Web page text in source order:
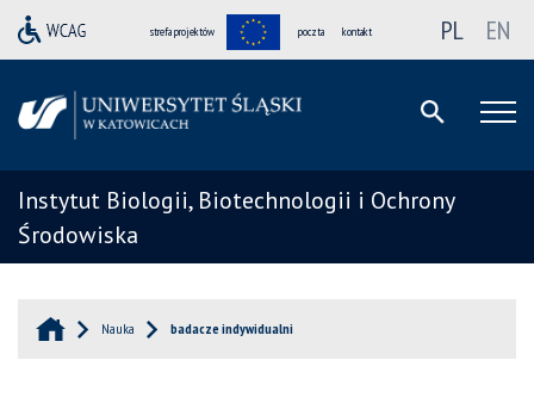
strefa projektów poczta kontakt PL EN
Instytut Biologii, Biotechnologii i Ochrony
Środowiska
Nauka badacze indywidualni